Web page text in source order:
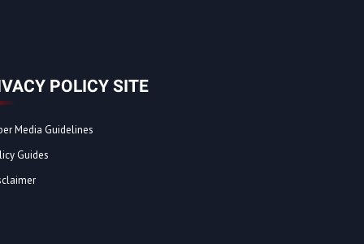
POLICY SITE
Media Guidelines
Guides